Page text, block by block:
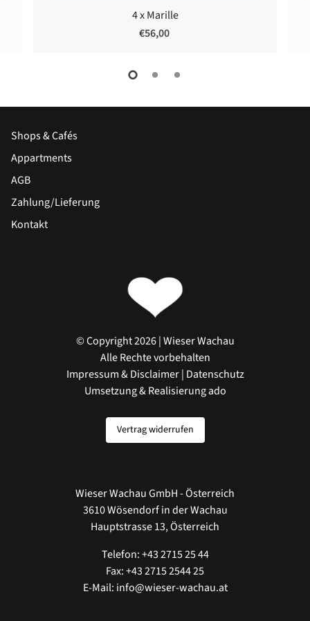
4 x Marille
€56,00
Shops & Cafés
Appartments
AGB
Zahlung/Lieferung
Kontakt
© Copyright 2026 | Wieser Wachau
Alle Rechte vorbehalten
Impressum & Disclaimer| Datenschutz
Umsetzung & Realisierung ado
Vertrag widerrufen
Wieser Wachau GmbH - Österreich
3610 Wösendorf in der Wachau
Hauptstrasse 13, Österreich
Telefon: +43 2715 25 44
Fax: +43 2715 2544 25
E-Mail: info@wieser-wachau.at